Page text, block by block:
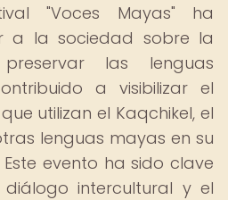
"Voces Mayas" ha
a la sociedad sobre la
las lenguas
a visibilizar el
utilizan el Kaqchikel, el
lenguas mayas en su
evento ha sido clave
intercultural y el